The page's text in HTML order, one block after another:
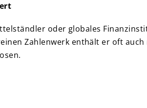
oder globales
Zahlenwerk enthält er oft